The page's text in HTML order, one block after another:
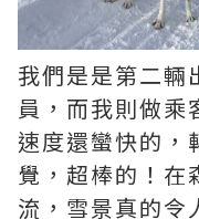
我們是是第二輛
員，而我則做乘
速度還蠻快的，
覺，超棒的！在
流，雪景真的令